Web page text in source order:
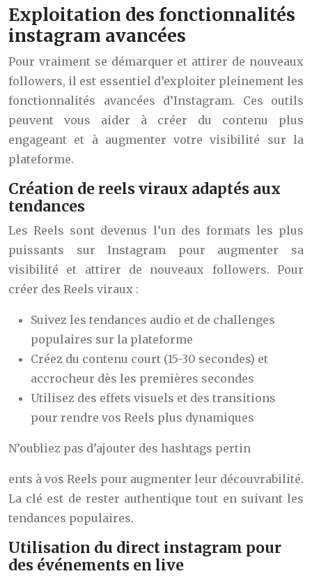
Exploitation des fonctionnalités
instagram avancées
Pour vraiment se démarquer et attirer de nouveaux
followers, il est essentiel d’exploiter pleinement les
fonctionnalités avancées d’Instagram. Ces outils
peuvent vous aider à créer du contenu plus
engageant et à augmenter votre visibilité sur la
plateforme.
Création de reels viraux adaptés aux
tendances
Les Reels sont devenus l’un des formats les plus
puissants sur Instagram pour augmenter sa
visibilité et attirer de nouveaux followers. Pour
créer des Reels viraux :
Suivez les tendances audio et de challenges
populaires sur la plateforme
Créez du contenu court (15-30 secondes) et
accrocheur dès les premières secondes
Utilisez des effets visuels et des transitions
pour rendre vos Reels plus dynamiques
N’oubliez pas d’ajouter des hashtags pertin
ents à vos Reels pour augmenter leur découvrabilité.
La clé est de rester authentique tout en suivant les
tendances populaires.
Utilisation du direct instagram pour
des événements en live